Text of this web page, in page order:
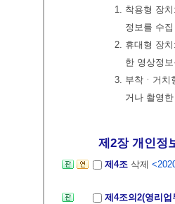
1. 착용형 장
정보를 수
2. 휴대형 장
한 영상정
3. 부착ㆍ거치
거나 촬영
제2장 개인정보
제4조 삭제
제4조의2(영리